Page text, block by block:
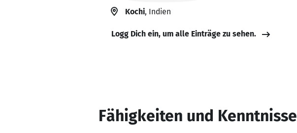
Kochi, Indien
Logg Dich ein, um alle Einträge zu sehen.
Fähigkeiten und Kenntnisse